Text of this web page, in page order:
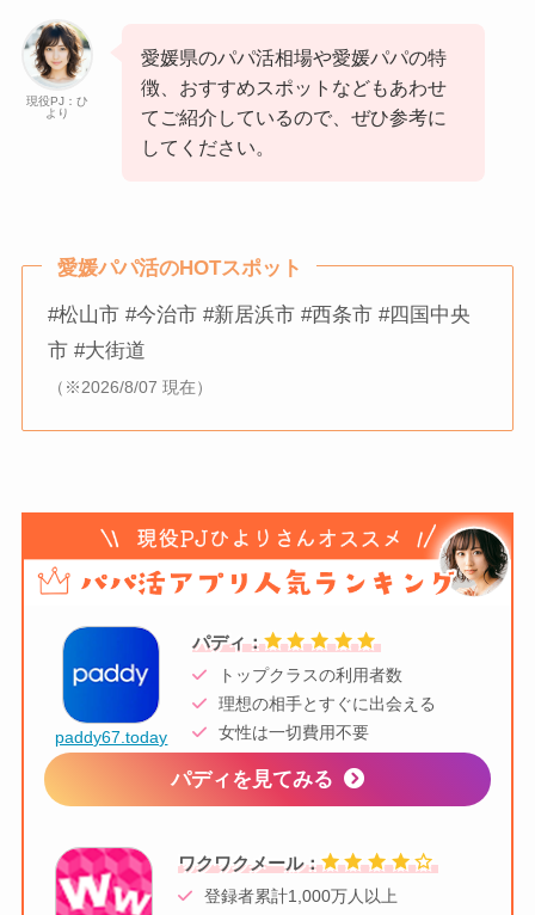
現役PJ：ひ
より
愛媛県のパパ活相場や愛媛パパの特
徴、おすすめスポットなどもあわせ
てご紹介しているので、ぜひ参考に
してください。
愛媛パパ活のHOTスポット
#松山市 #今治市 #新居浜市 #西条市 #四国中央
市 #大街道
（※2026/8/07 現在）
paddy67.today
パディ：
トップクラスの利用者数
理想の相手とすぐに出会える
女性は一切費用不要
パディを見てみる
ワクワクメール：
登録者累計1,000万人以上